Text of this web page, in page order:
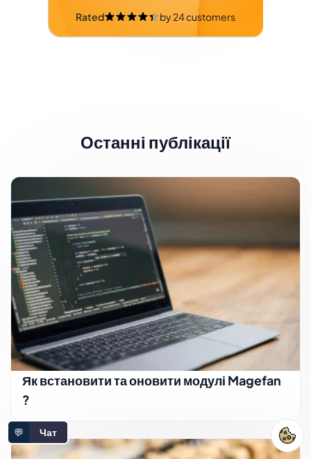
Rated by24customers
Останні публікації
Як встановити та оновити модулі Magefan
?
💬 Чат